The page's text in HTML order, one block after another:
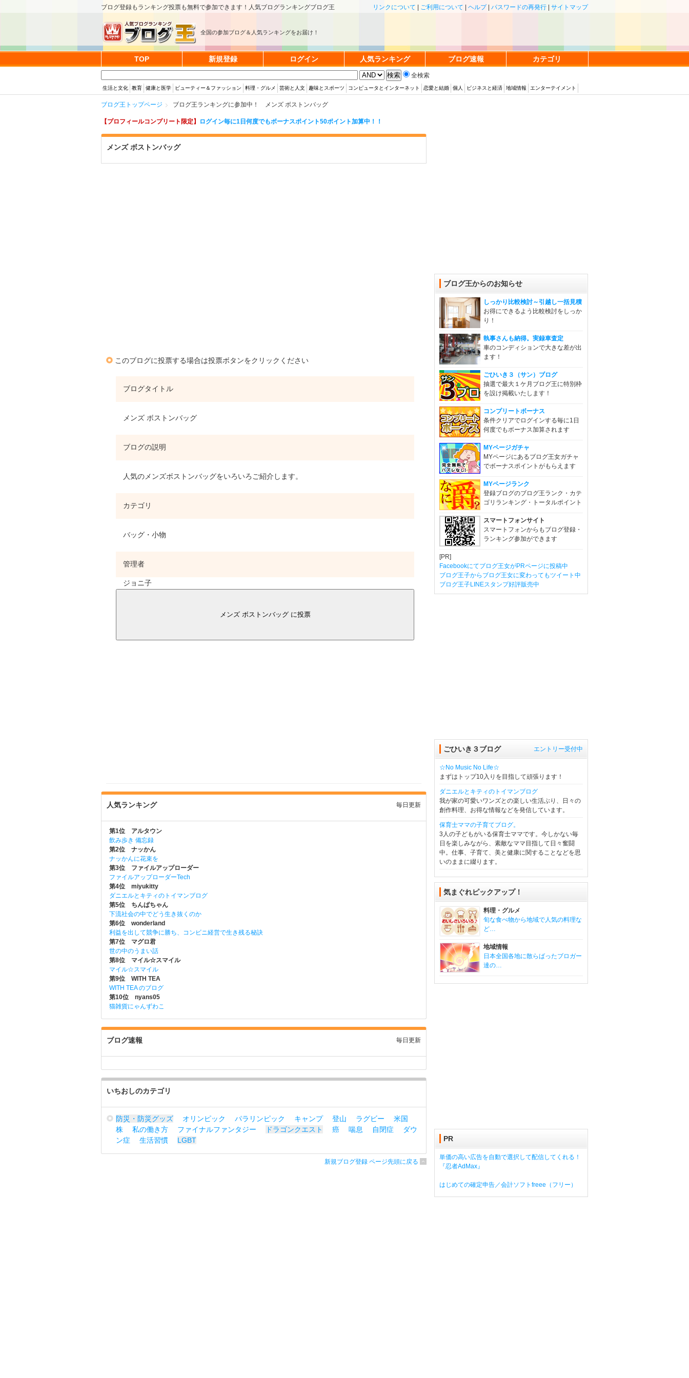
ブログ登録もランキング投票も無料で参加できます！人気ブログランキングブログ王 リンクについて ご利用について ヘルプ| パスワードの再発行 サイトマップ
全国の参加ブログ＆人気ランキングをお届け！
TOP 新規登録 ログイン 人気ランキング ブログ速報 カテゴリ
全検索
生活と文化 教育 健康と医学 ビューティー＆ファッション 料理・グルメ 芸術と人文 趣味とスポーツ コンピュータとインターネット 恋愛と結婚 個人 ビジネスと経済 地域情報 エンターテイメント
ブログ王トップページ ブログ王ランキングに参加中！ メンズ ボストンバッグ
【プロフィールコンプリート限定】 ログイン毎に1日何度でもボーナスポイント50ポイント加算中！！
メンズ ボストンバッグ
このブログに投票する場合は投票ボタンをクリックください
ブログタイトル
メンズ ボストンバッグ
ブログの説明
人気のメンズボストンバッグをいろいろご紹介します。
カテゴリ
バッグ・小物
管理者
ジョニ子
人気ランキング 毎日更新
第1位 アルタウン
飲み歩き 備忘録
第2位 ナッかん
ナッかんに花束を
第3位 ファイルアップローダー
ファイルアップローダーTech
第4位 miyukitty
ダニエルとキティのトイマンブログ
第5位 ちんぱちゃん
下流社会の中でどう生き抜くのか
第6位 wonderland
利益を出して競争に勝ち、コンビニ経営で生き残る秘訣
第7位 マグロ君
世の中のうまい話
第8位 マイル☆スマイル
マイル☆スマイル
第9位 WITH TEA
WITH TEA のブログ
第10位 nyans05
猫雑貨にゃんずわこ
ブログ速報 毎日更新
いちおしのカテゴリ
防災・防災グッズ オリンピック パラリンピック キャンプ 登山 ラグビー
米国
株
私の働き方 ファイナルファンタジー ドラゴンクエスト 癌 喘息 自閉症
ダウ
ン症
生活習慣 LGBT
新規ブログ登録 ページ先頭に戻る
ブログ王からのお知らせ
しっかり比較検討～引越し一括見積
お得にできるよう比較検討をしっか
り！
執事さんも納得。実録車査定
車のコンディションで大きな差が出
ます！
ごひいき３（サン）ブログ
抽選で最大１ケ月ブログ王に特別枠
を設け掲載いたします！
コンプリートボーナス
条件クリアでログインする毎に1日
何度でもボーナス加算されます
MYページガチャ
MYページにあるブログ王女ガチャ
でボーナスポイントがもらえます
MYページランク
登録ブログのブログ王ランク・カテ
ゴリランキング・トータルポイント
スマートフォンサイト
スマートフォンからもブログ登録・
ランキング参加ができます
[PR]
Facebookにてブログ王女がPRページに投稿中
ブログ王子からブログ王女に変わってもツイート中
ブログ王子LINEスタンプ好評販売中
エントリー受付中
ごひいき３ブログ
☆No Music No Life☆
まずはトップ10入りを目指して頑張ります！
ダニエルとキティのトイマンブログ
我が家の可愛いワンズとの楽しい生活ぶり、日々の
創作料理、お得な情報などを発信しています。
保育士ママの子育てブログ。
3人の子どもがいる保育士ママです。今しかない毎
日を楽しみながら、素敵なママ目指して日々奮闘
中。仕事、子育て、美と健康に関することなどを思
いのままに綴ります。
気まぐれピックアップ！
料理・グルメ
旬な食べ物から地域で人気の料理な
ど…
地域情報
日本全国各地に散らばったブロガー
達の…
PR
単価の高い広告を自動で選択して配信してくれる！
『忍者AdMax』
はじめての確定申告／会計ソフトfreee（フリー）